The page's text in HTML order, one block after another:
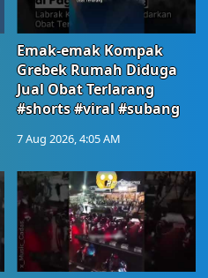
Emak-emak Kompak
Grebek Rumah Diduga
Jual Obat Terlarang
#shorts #viral #subang
7 Aug 2026, 4:05 AM